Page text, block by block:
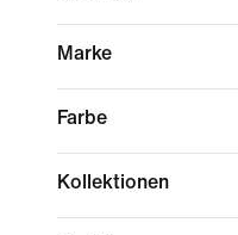
Marke
Farbe
Kollektionen